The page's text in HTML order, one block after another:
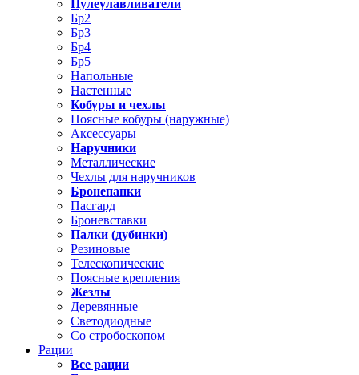
Пулеулавливатели
Бр2
Бр3
Бр4
Бр5
Напольные
Настенные
Кобуры и чехлы
Поясные кобуры (наружные)
Аксессуары
Наручники
Металлические
Чехлы для наручников
Бронепапки
Пасгард
Броневставки
Палки (дубинки)
Резиновые
Телескопические
Поясные крепления
Жезлы
Деревянные
Светодиодные
Со стробоскопом
Рации
Все рации